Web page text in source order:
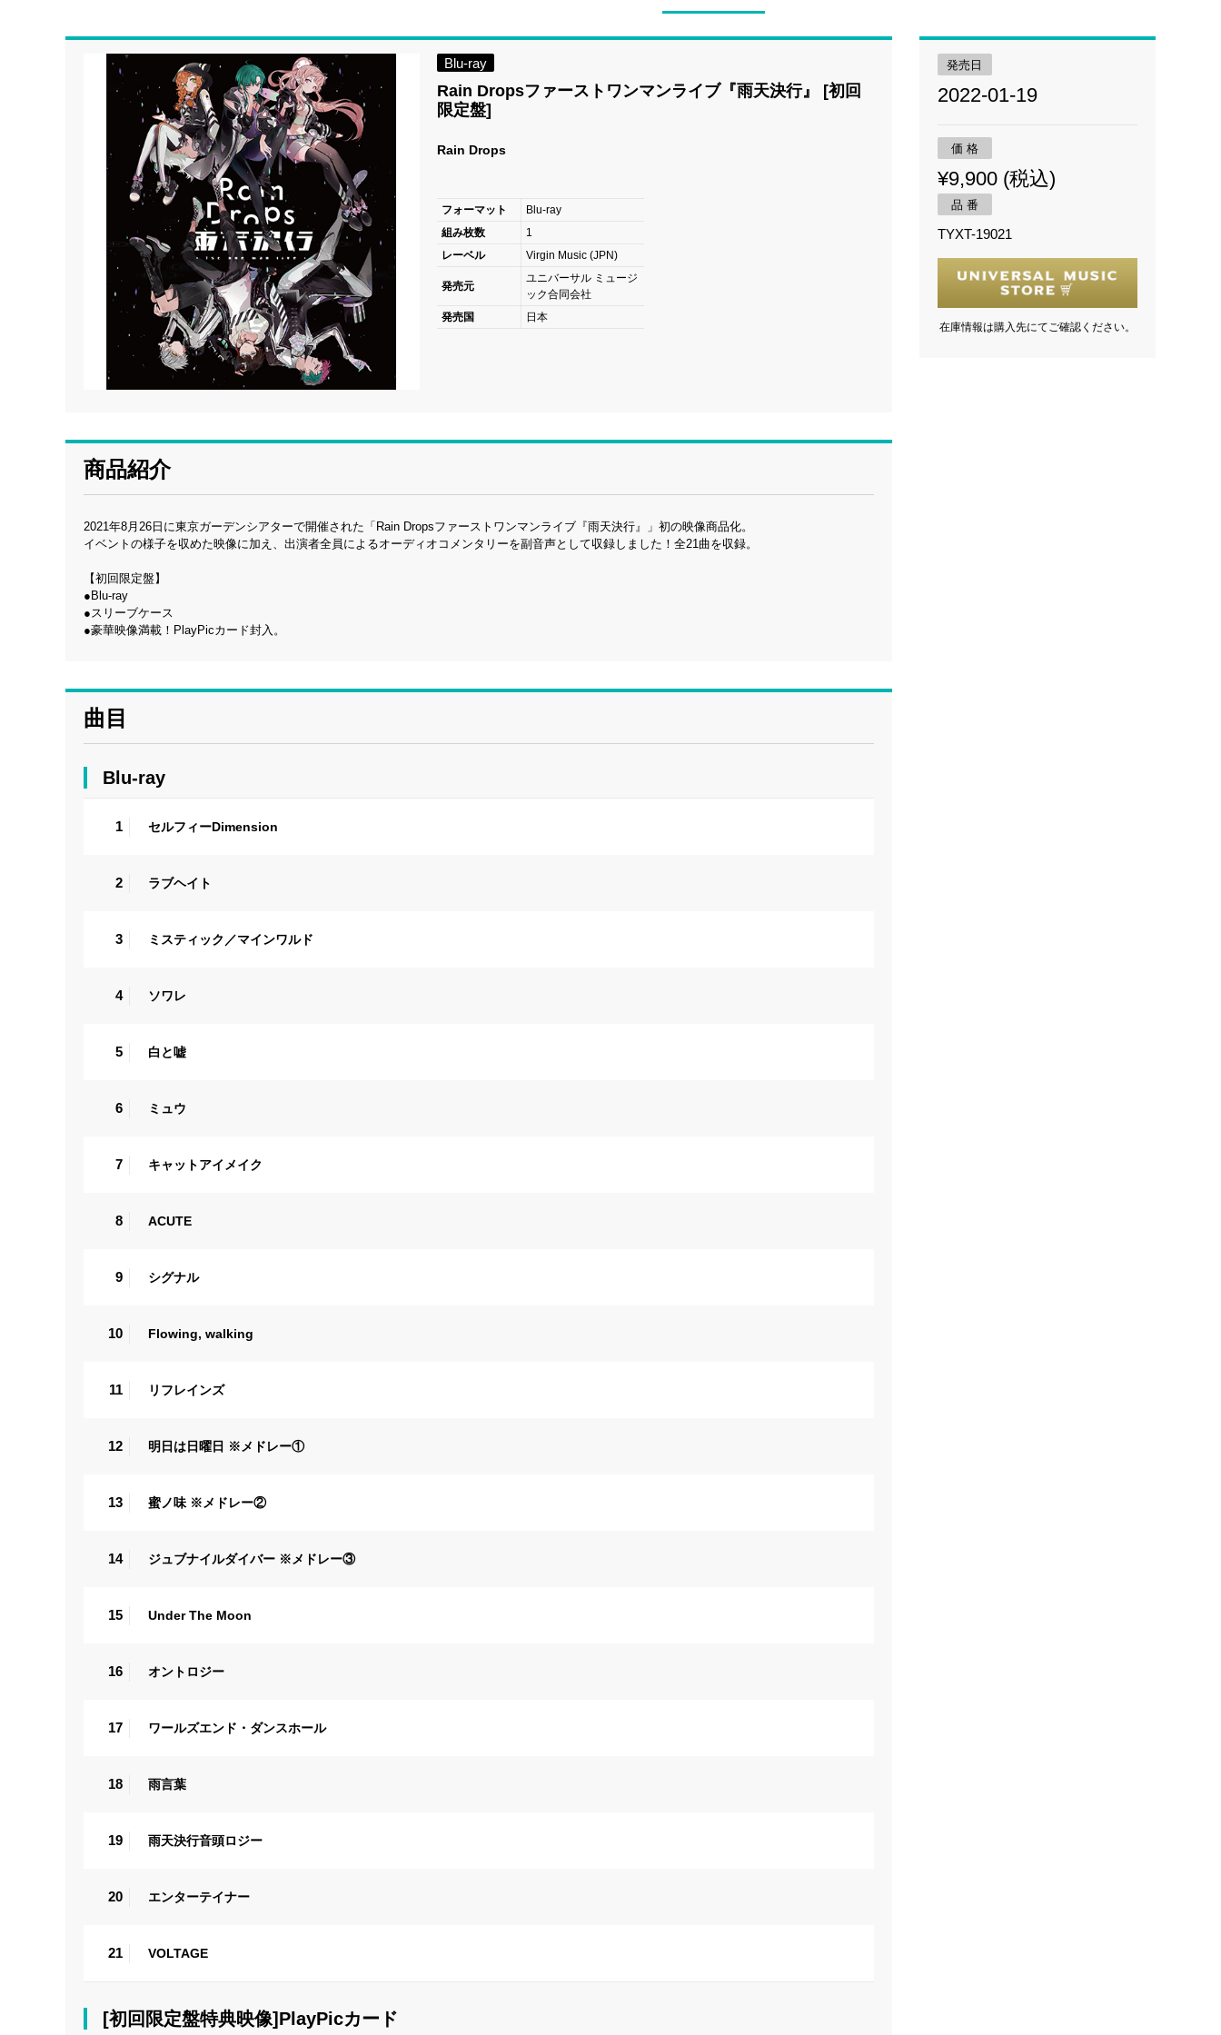
Blu-ray
Rain Dropsファーストワンマンライブ『雨天決行』 [初回
限定盤]
Rain Drops
フォーマット
Blu-ray
組み枚数
1
レーベル
Virgin Music (JPN)
発売元
ユニバーサル ミュージ
ック合同会社
発売国
日本
商品紹介
2021年8月26日に東京ガーデンシアターで開催された「Rain Dropsファーストワンマンライブ『雨天決行』」初の映像商品化。
イベントの様子を収めた映像に加え、出演者全員によるオーディオコメンタリーを副音声として収録しました！全21曲を収録。
【初回限定盤】
●Blu-ray
●スリーブケース
●豪華映像満載！PlayPicカード封入。
曲目
Blu-ray
1 セルフィーDimension
2 ラブヘイト
3 ミスティック／マインワルド
4 ソワレ
5 白と嘘
6 ミュウ
7 キャットアイメイク
8 ACUTE
9 シグナル
10 Flowing, walking
11 リフレインズ
12 明日は日曜日 ※メドレー①
13 蜜ノ味 ※メドレー②
14 ジュブナイルダイバー ※メドレー③
15 Under The Moon
16 オントロジー
17 ワールズエンド・ダンスホール
18 雨言葉
19 雨天決行音頭ロジー
20 エンターテイナー
21 VOLTAGE
[初回限定盤特典映像]PlayPicカード
発売日
2022-01-19
価 格
¥9,900 (税込)
品 番
TYXT-19021
在庫情報は購入先にてご確認ください。